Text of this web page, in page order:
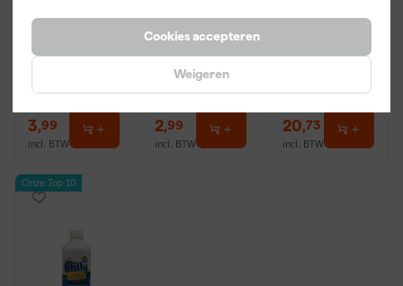
Cookies accepteren
Weigeren
50mx24mm
bezorgd
3,99
incl. BTW
15 x 32 cm + 5
inzetbakken
Morgen
2,99
incl. BTW
20,73
incl. BTW
Onze Top 10